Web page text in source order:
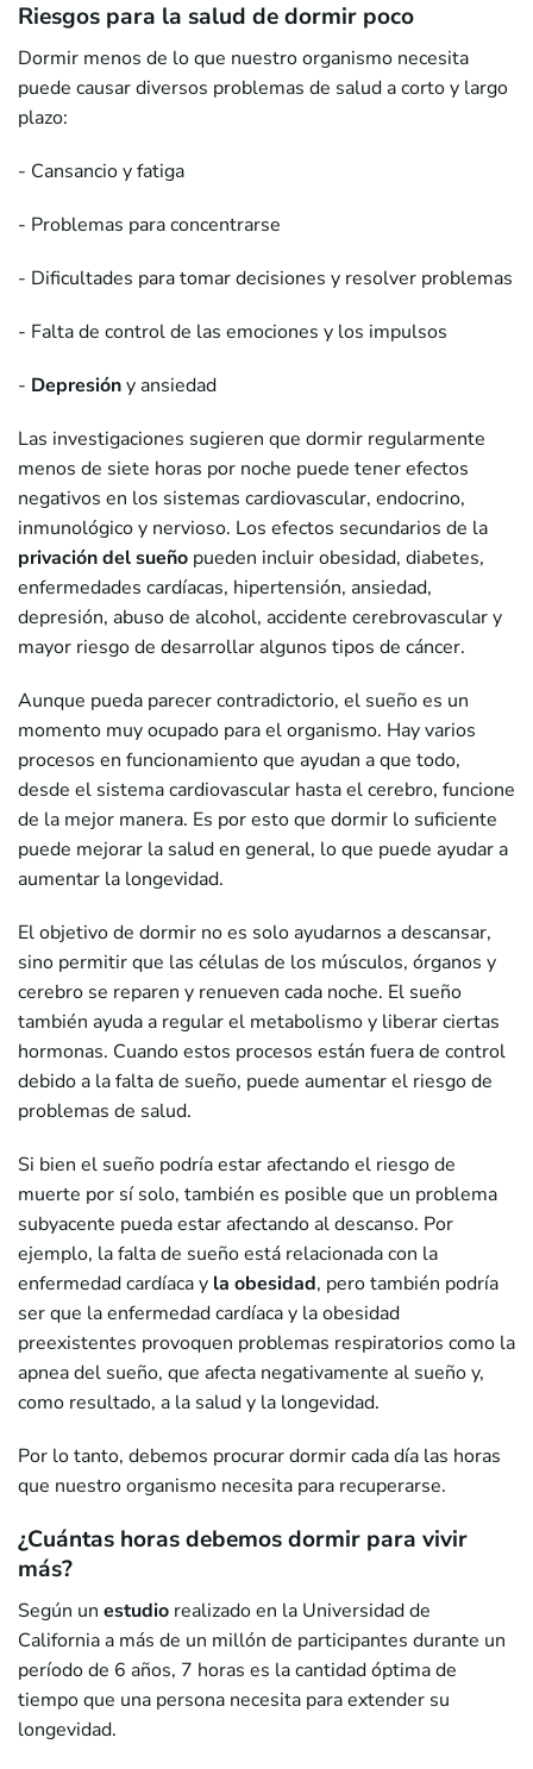
Riesgos para la salud de dormir poco
Dormir menos de lo que nuestro organismo necesita
puede causar diversos problemas de salud a corto y largo
plazo:
- Cansancio y fatiga
- Problemas para concentrarse
- Dificultades para tomar decisiones y resolver problemas
- Falta de control de las emociones y los impulsos
- Depresióny ansiedad
Las investigaciones sugieren que dormir regularmente
menos de siete horas por noche puede tener efectos
negativos en los sistemas cardiovascular, endocrino,
inmunológico y nervioso. Los efectos secundarios de la
privación del sueño pueden incluir obesidad, diabetes,
enfermedades cardíacas, hipertensión, ansiedad,
depresión, abuso de alcohol, accidente cerebrovascular y
mayor riesgo de desarrollar algunos tipos de cáncer.
Aunque pueda parecer contradictorio, el sueño es un
momento muy ocupado para el organismo. Hay varios
procesos en funcionamiento que ayudan a que todo,
desde el sistema cardiovascular hasta el cerebro, funcione
de la mejor manera. Es por esto que dormir lo suficiente
puede mejorar la salud en general, lo que puede ayudar a
aumentar la longevidad.
El objetivo de dormir no es solo ayudarnos a descansar,
sino permitir que las células de los músculos, órganos y
cerebro se reparen y renueven cada noche. El sueño
también ayuda a regular el metabolismo y liberar ciertas
hormonas. Cuando estos procesos están fuera de control
debido a la falta de sueño, puede aumentar el riesgo de
problemas de salud.
Si bien el sueño podría estar afectando el riesgo de
muerte por sí solo, también es posible que un problema
subyacente pueda estar afectando al descanso. Por
ejemplo, la falta de sueño está relacionada con la
enfermedad cardíaca y la obesidad, pero también podría
ser que la enfermedad cardíaca y la obesidad
preexistentes provoquen problemas respiratorios como la
apnea del sueño, que afecta negativamente al sueño y,
como resultado, a la salud y la longevidad.
Por lo tanto, debemos procurar dormir cada día las horas
que nuestro organismo necesita para recuperarse.
¿Cuántas horas debemos dormir para vivir
más?
Según un estudio realizado en la Universidad de
California a más de un millón de participantes durante un
período de 6 años, 7 horas es la cantidad óptima de
tiempo que una persona necesita para extender su
longevidad.